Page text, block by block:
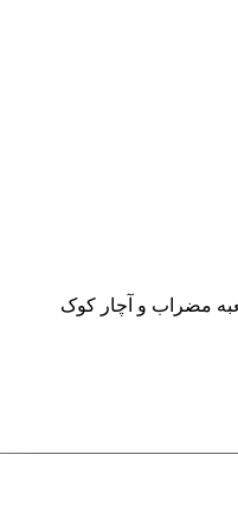
مضراب و آچار کوک